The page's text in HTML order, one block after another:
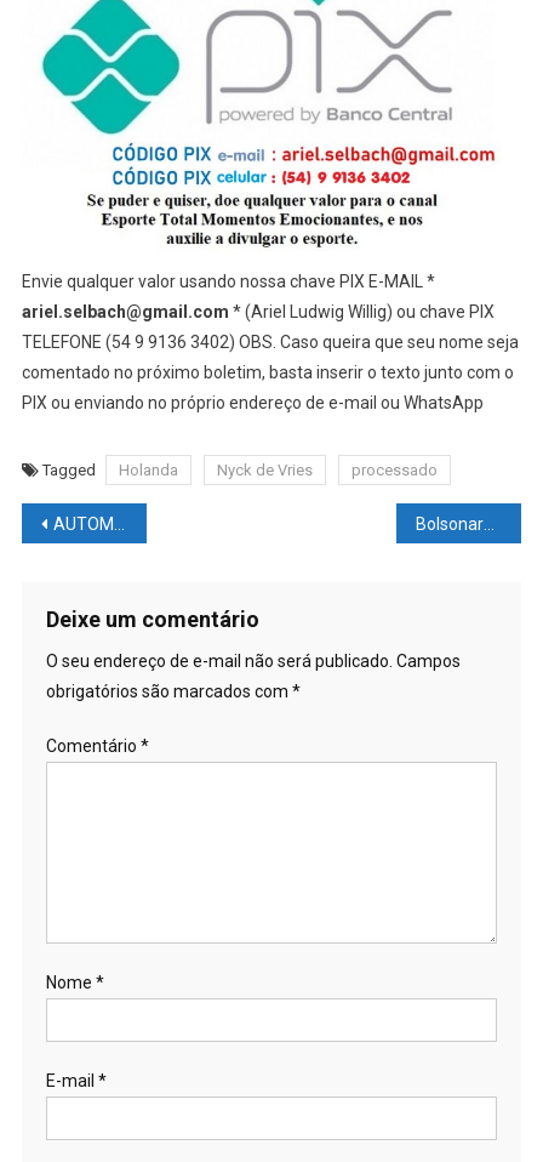
Envie qualquer valor usando nossa chave PIX E-MAIL *
ariel.selbach@gmail.com * (Ariel Ludwig Willig) ou chave PIX
TELEFONE (54 9 9136 3402) OBS. Caso queira que seu nome seja
comentado no próximo boletim, basta inserir o texto junto com o
PIX ou enviando no próprio endereço de e-mail ou WhatsApp
Tagged Holanda Nyck de Vries processado
Navegação
Post
AUTOMOBILISMO NEWS – F1 – Arábia Saudita quer comprar a F1
Deixe um comentário
O seu endereço de e-mail não será publicado. Campos
obrigatórios são marcados com *
Comentário *
Nome *
E-mail *